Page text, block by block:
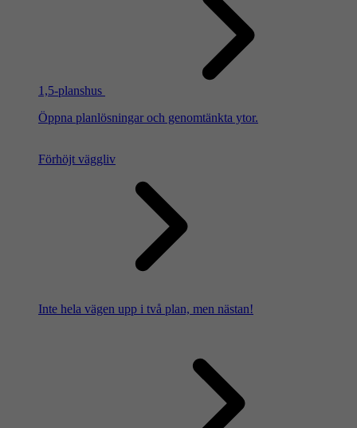
1,5-planshus
Öppna planlösningar och genomtänkta ytor.
Förhöjt väggliv
Inte hela vägen upp i två plan, men nästan!